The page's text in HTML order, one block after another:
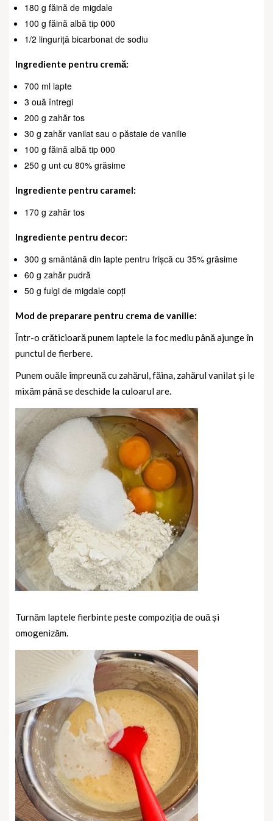
180 g făină de migdale
100 g făină albă tip 000
1/2 linguriță bicarbonat de sodiu
Ingrediente pentru cremă:
700 ml lapte
3 ouă întregi
200 g zahăr tos
30 g zahăr vanilat sau o păstaie de vanilie
100 g făină albă tip 000
250 g unt cu 80% grăsime
Ingrediente pentru caramel:
170 g zahăr tos
Ingrediente pentru decor:
300 g smântână din lapte pentru frișcă cu 35% grăsime
60 g zahăr pudră
50 g fulgi de migdale copți
Mod de preparare pentru crema de vanilie:
Într-o crăticioară punem laptele la foc mediu până ajunge în
punctul de fierbere.
Punem ouăle împreună cu zahărul, făina, zahărul vanilat și le
mixăm până se deschide la culoarul are.
Turnăm laptele fierbinte peste compoziția de ouă și
omogenizăm.